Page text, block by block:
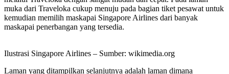
muka dari Traveloka cukup menuju pada bagian tiket pesawat untuk
kemudian memilih maskapai Singapore Airlines dari banyak
maskapai penerbangan yang tersedia.
Ilustrasi Singapore Airlines – Sumber: wikimedia.org
Laman yang ditampilkan selanjutnya adalah laman dimana